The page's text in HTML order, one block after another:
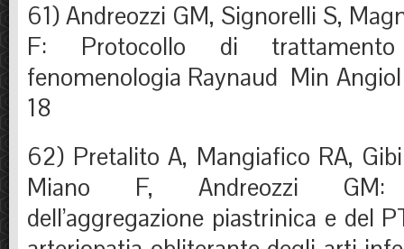
61) Andreozzi GM, Signorelli S,
F: Protocollo di
fenomenologia Raynaud Min
18
62) Pretalito A, Mangiafico RA,
Miano F, Andreozzi GM:
dell’aggregazione piastrinica e del